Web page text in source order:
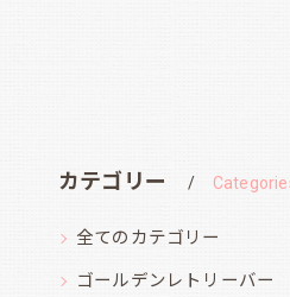
カテゴリー
全てのカテゴリー
ゴールデンレトリーバー